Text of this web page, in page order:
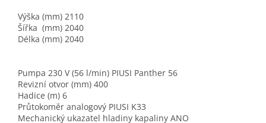
Výška (mm) 2110
Šířka (mm) 2040
Délka (mm) 2040
Pumpa 230 V (56 l/min) PIUSI Panther 56
Revizní otvor (mm) 400
Hadice (m) 6
Průtokoměr analogový PIUSI K33
Mechanický ukazatel hladiny kapaliny ANO